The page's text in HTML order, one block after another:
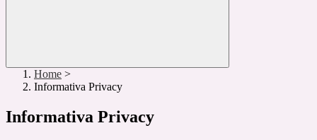
Home >
Informativa Privacy
Informativa Privacy